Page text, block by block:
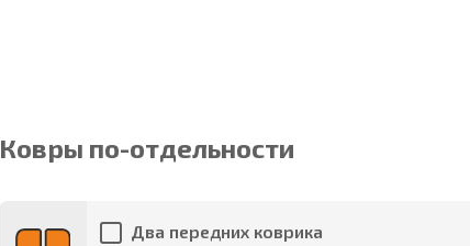
Ковры по-отдельности
Два передних коврика